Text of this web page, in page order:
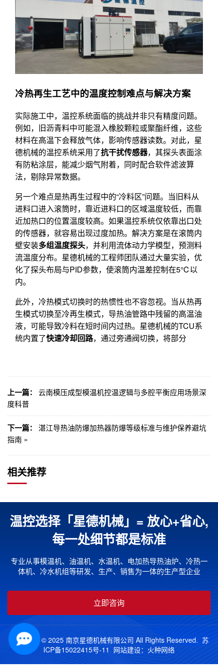
冷热再生工艺中的温度控制难点与解决方案
实际施工中，温控系统面临的挑战并非只有精度问题。
例如，旧沥青料中可能混入橡胶颗粒或聚酯纤维，这些
材料在高温下会释放气体，影响传感器读数。对此，星
德机械的温控系统采用了抗干扰传感器，其探头表面涂
有防粘涂层，能减少烟气附着，同时配合软件滤波算
法，剔除异常数据。
另一个难点是热再生过程中的“冷料区”问题。当旧料从
进料口进入滚筒时，靠近进料口的区域温度较低，而靠
近加热口的位置温度较高。如果温控系统仅依靠出口处
的传感器，就容易出现过度加热。解决方案是在滚筒内
壁安装多组温度探头，并利用流体动力学模型，预测料
流温度分布。星德机械的工程师团队通过大量实验，优
化了探头布局与PID参数，使滚筒内温差控制在5℃以
内。
此外，冷热模式切换时的热惯性也不容忽视。当从热再
生模式切换至冷再生模式，导热油管路中残留的高温油
液，可能导致冷料在短时间内过热。星德机械的TCU系
统内置了快速冷却回路，通过旁通阀切换，将部分
上一篇：
云南模压成型模温机控温逻辑与多腔平衡应用场景深
度科普
下一篇：
湛江导热油防爆加热器防爆等级标准与维护保养避坑
指南 »
相关推荐
温控选择「星德机械」= 放心+省心,
每一处细节都是标准
专业从事模温机、油温机、水温机、电加热导热油炉、冷热一
体机、冷水机组等研发、生产、销售为一体的生产型企业
立即咨询
Copyright © 2025 南京星德机械有限公司 All Rights Reserved. 苏
ICP备15022415号-11 网站建设： 火种网络